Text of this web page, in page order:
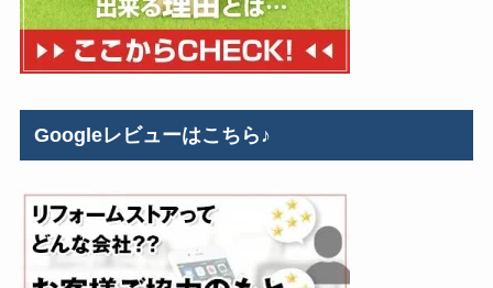
Googleレビューはこちら♪